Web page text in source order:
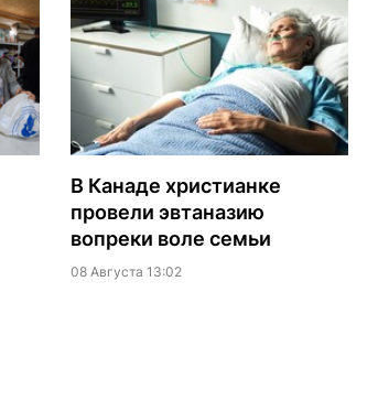
В Канаде христианке
провели эвтаназию
вопреки воле семьи
08 Августа 13:02